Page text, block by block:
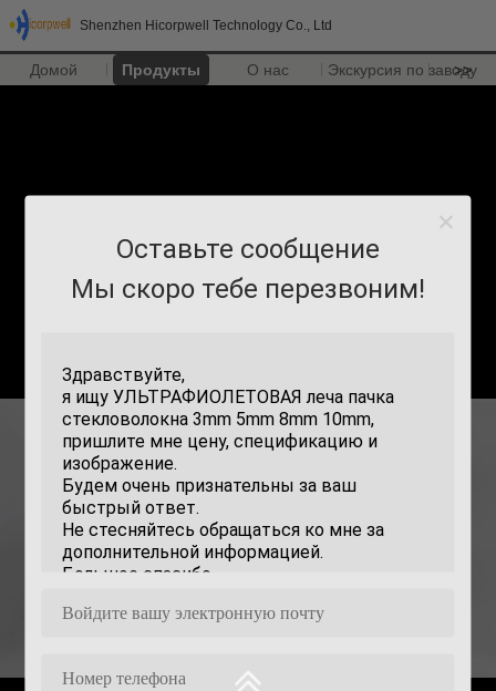
Shenzhen Hicorpwell Technology Co., Ltd
Домой Продукты О нас Экскурсия по заводу
>>
Оставьте сообщение
Мы скоро тебе перезвоним!